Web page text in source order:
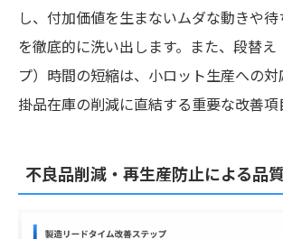
し、付加価値を生まないムダな動きや
を徹底的に洗い出します。また、段替え
プ）時間の短縮は、小ロット生産への
掛品在庫の削減に直結する重要な改善項
不良品削減・再生産防止による品